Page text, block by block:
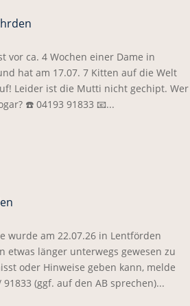
vor ca. 4 Wochen einer Dame in
hat am 17.07. 7 Kitten auf die Welt
Leider ist die Mutti nicht gechipt. Wer
☎️ 04193 91833 📧...
wurde am 22.07.26 in Lentförden
etwas länger unterwegs gewesen zu
oder Hinweise geben kann, melde
(ggf. auf den AB sprechen)...